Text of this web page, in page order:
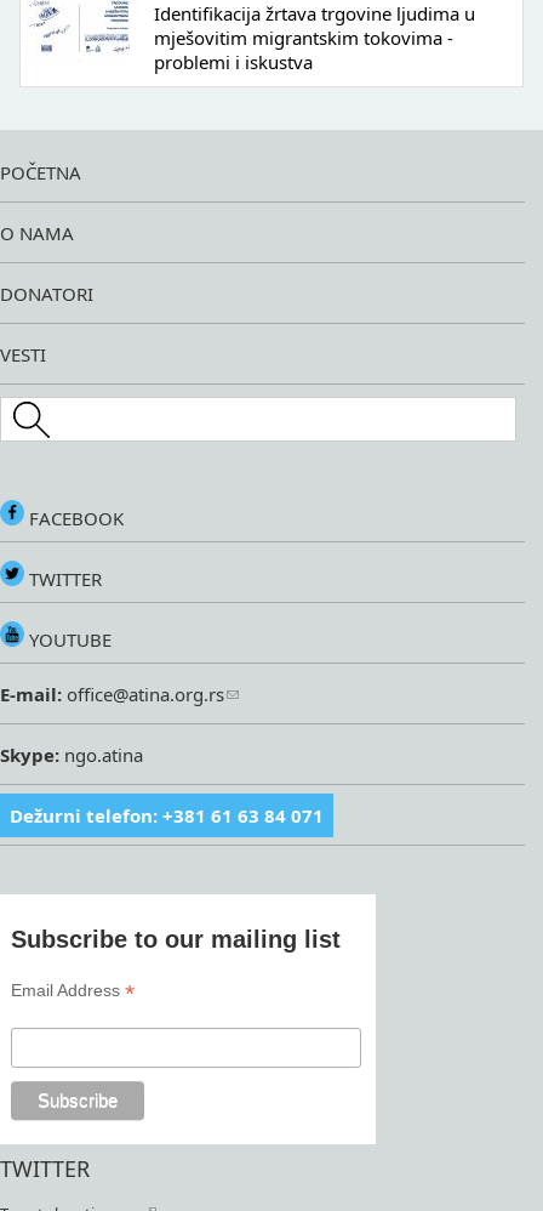
Identifikacija žrtava trgovine ljudima u
mješovitim migrantskim tokovima -
problemi i iskustva
POČETNA
O NAMA
DONATORI
VESTI
Search this site
FACEBOOK
TWITTER
YOUTUBE
E-mail: office@atina.org.rs
Skype: ngo.atina
Dežurni telefon: +381 61 63 84 071
Subscribe to our mailing list
Email Address*
TWITTER